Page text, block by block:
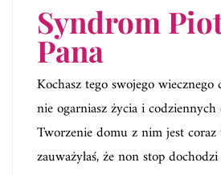
Syndrom
Pana
Kochasz tego swojego wiecznego
nie ogarniasz życia i
Tworzenie domu z nim jest
zauważyłaś, że non stop